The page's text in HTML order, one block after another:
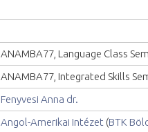
ANAMBA77, Language Class
ANAMBA77, Integrated Skills
Fenyvesi Anna dr.
Angol-Amerikai Intézet (BTK